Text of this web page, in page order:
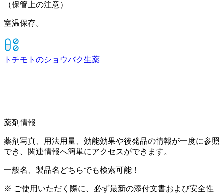
（保管上の注意）
室温保存。
トチモトのショウバク生薬
薬剤情報
薬剤写真、用法用量、効能効果や後発品の情報が一度に参照
でき、関連情報へ簡単にアクセスができます。
一般名、製品名どちらでも検索可能！
※ ご使用いただく際に、必ず最新の添付文書および安全性